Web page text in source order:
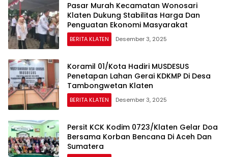
Pasar Murah Kecamatan Wonosari
Klaten Dukung Stabilitas Harga Dan
Penguatan Ekonomi Masyarakat
BERITA KLATEN Desember 3, 2025
Koramil 01/Kota Hadiri MUSDESUS
Penetapan Lahan Gerai KDKMP Di Desa
Tambongwetan Klaten
BERITA KLATEN Desember 3, 2025
Persit KCK Kodim 0723/Klaten Gelar Doa
Bersama Korban Bencana Di Aceh Dan
Sumatera